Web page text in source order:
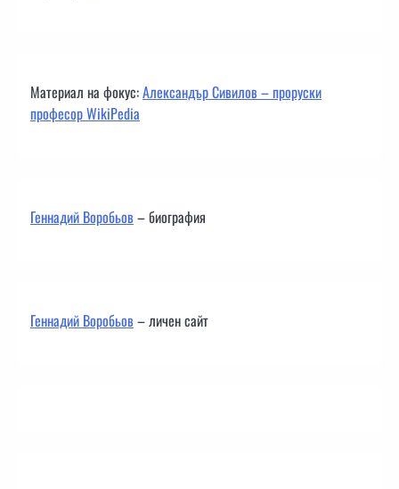
Материал на фокус:Александър Сивилов – проруски
професор WikiPedia
Геннадий Воробьов– биография
Геннадий Воробьов– личен сайт